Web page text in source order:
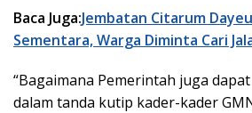
Baca Juga:Jembatan Citarum
Sementara, Warga Diminta Cari
“Bagaimana Pemerintah juga
dalam tanda kutip kader-kader